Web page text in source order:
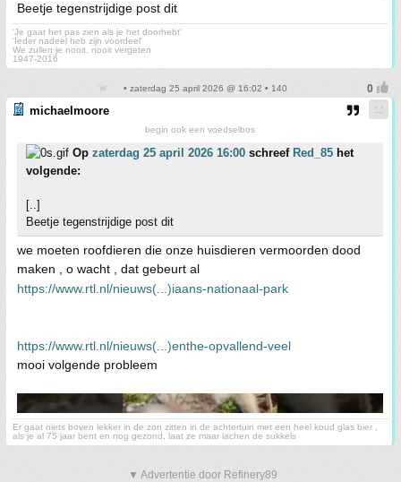
Beetje tegenstrijdige post dit
'Je gaat het pas zien als je het doorhebt'
'Ieder nadeel heb zijn voordeel'
We zullen je nooit, nooit vergeten
1947-2016
• zaterdag 25 april 2026 @ 16:02 • 140
michaelmoore
begin ook een voedselbos
Op zaterdag 25 april 2026 16:00 schreef Red_85 het
volgende:
[..]
Beetje tegenstrijdige post dit
we moeten roofdieren die onze huisdieren vermoorden dood
maken , o wacht , dat gebeurt al
https://www.rtl.nl/nieuws(...)iaans-nationaal-park
https://www.rtl.nl/nieuws(...)enthe-opvallend-veel
mooi volgende probleem
Er gaat niets boven lekker in de zon zitten in de achtertuin met een heel koud glas bier ,
als je al 75 jaar bent en nog gezond, laat ze maar lachen de sukkels
▼ Advertentie door Refinery89